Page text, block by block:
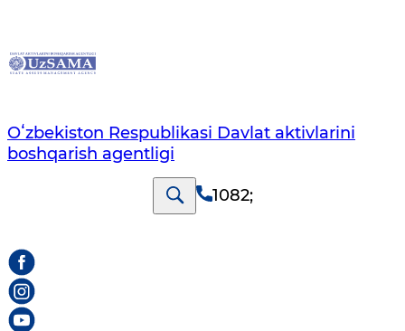
Oʻzbekiston Respublikasi Davlat aktivlarini
boshqarish agentligi
1082;